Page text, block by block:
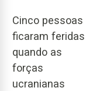
Cinco pessoas
ficaram feridas
quando as
forças
ucranianas